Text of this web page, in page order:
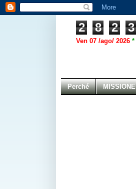
2 8 2 3
Ven 07 /ago/ 2026 *
Perché MISSIONE